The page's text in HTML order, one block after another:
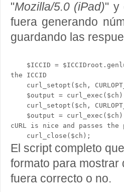
"Mozilla/5.0 (iPad)" y
fuera generando
guardando las
$ICCID =
the ICCID
curl_setopt($ch,
$output =
curl_setopt($ch,
$output =
cURL is nice and passes
El script completo
formato para mostrar
fuera correcto o no.